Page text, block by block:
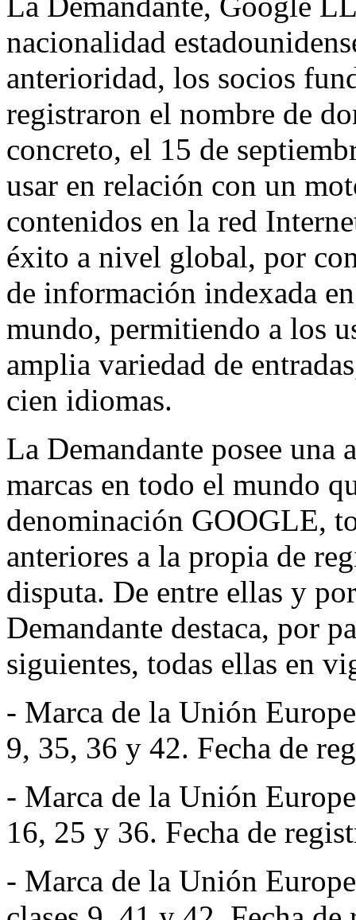
nacionalidad
anterioridad, los socios
registraron el nombre de
concreto, el 15 de
usar en relación con un
contenidos en la red
éxito a nivel global, por
de información indexada
mundo, permitiendo a los
amplia variedad de
cien idiomas.
La Demandante posee una
marcas en todo el mundo
denominación GOOGLE,
anteriores a la propia de
disputa. De entre ellas y
Demandante destaca, por
siguientes, todas ellas en
- Marca de la Unión
9, 35, 36 y 42. Fecha de
- Marca de la Unión
16, 25 y 36. Fecha de
- Marca de la Unión